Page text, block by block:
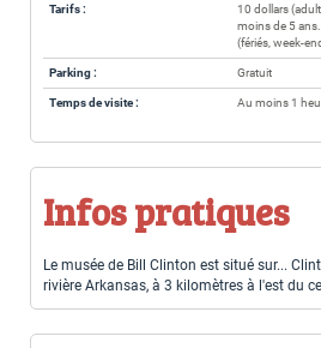
Tarifs :
10 dollars
moins de 5
(fériés, week-
Parking : Gratuit
Temps de visite : Au moins 1
Infos pratiques
Le musée de Bill Clinton est situé sur...
rivière Arkansas, à 3 kilomètres à l'est du